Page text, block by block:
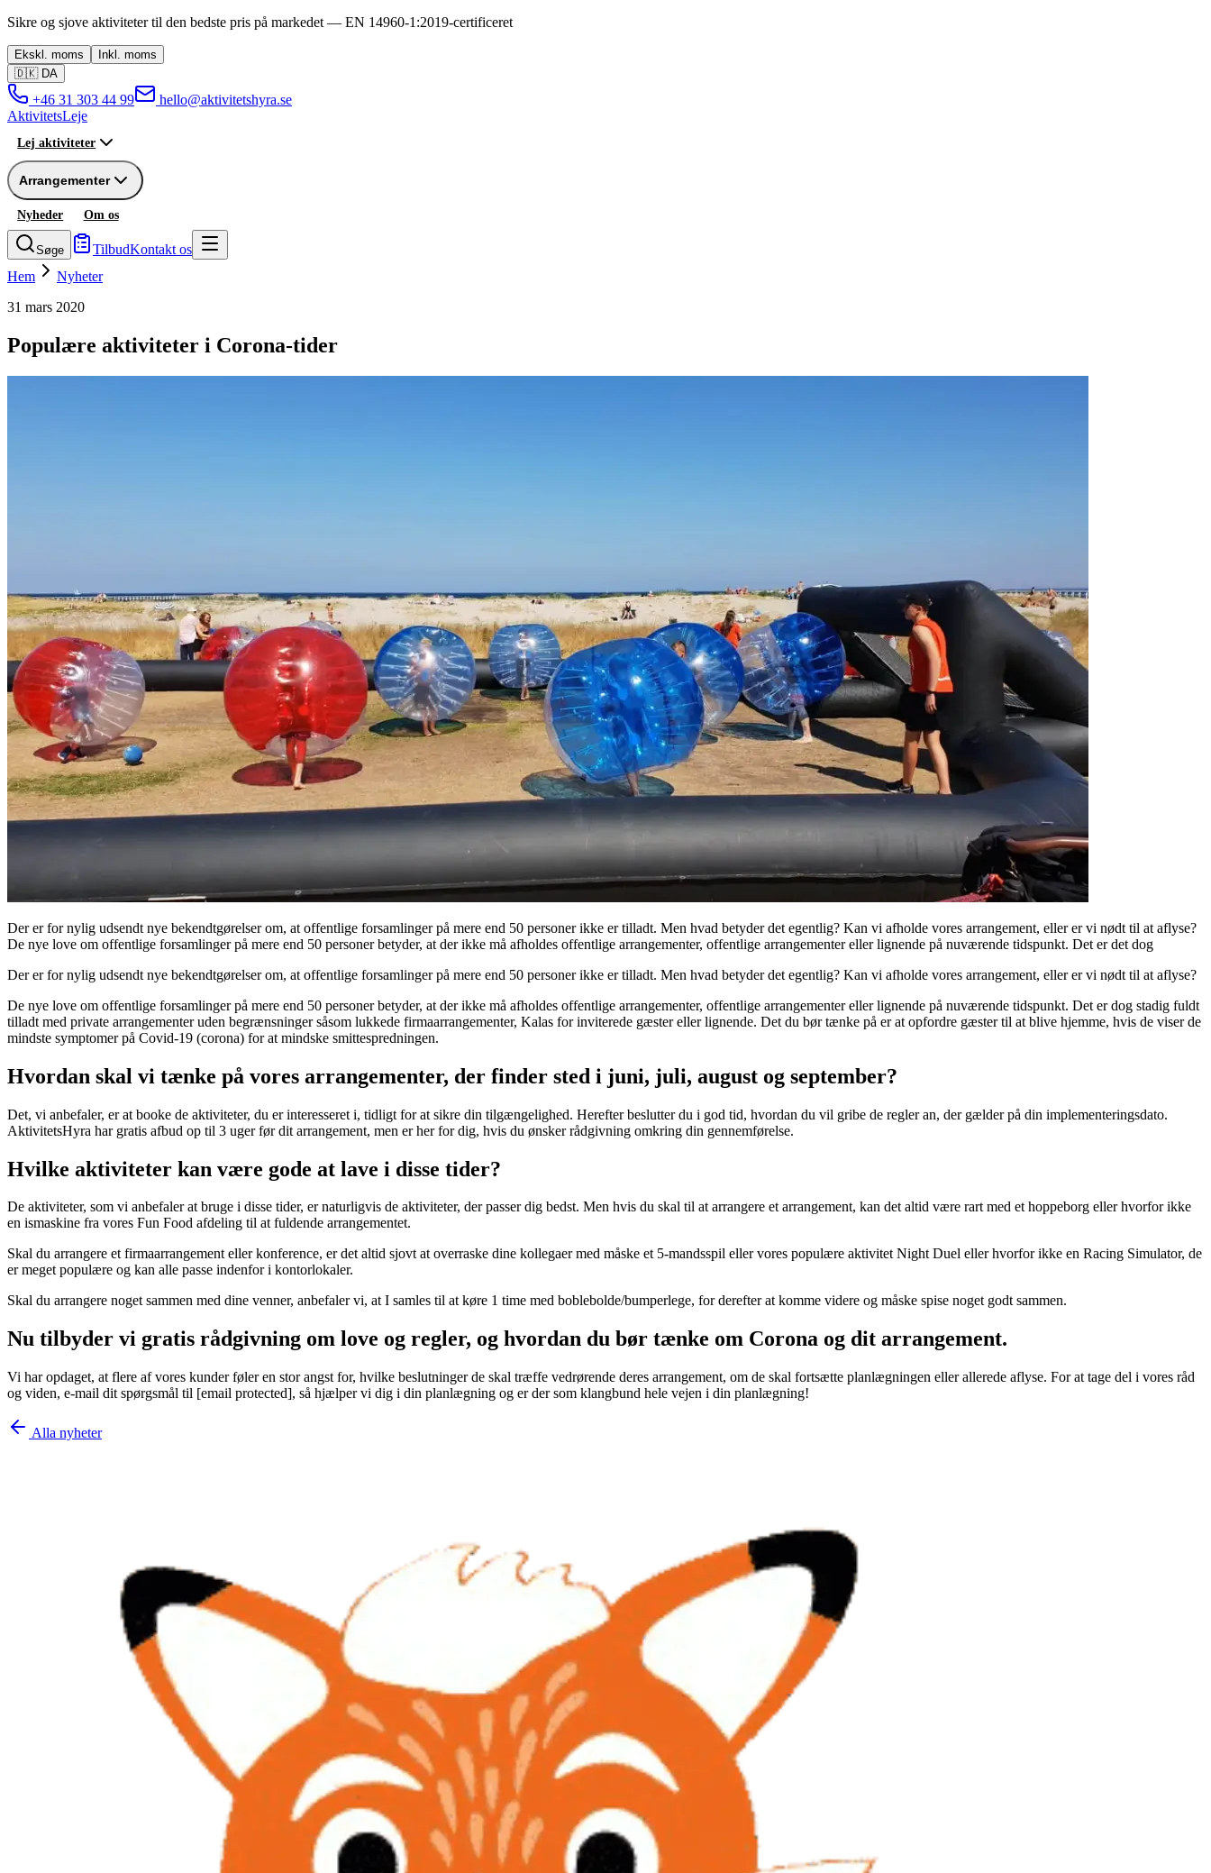
Sikre og sjove aktiviteter til den bedste pris på markedet — EN 14960-1:2019-certificeret
Ekskl. moms Inkl. moms
🇩🇰 DA
+46 31 303 44 99
hello@aktivitetshyra.se
AktivitetsLeje
Lej aktiviteter
Arrangementer
Nyheder Om os
Søge TilbudKontakt os
Hem
Nyheter
31 mars 2020
Populære aktiviteter i Corona-tider
Der er for nylig udsendt nye bekendtgørelser om, at offentlige forsamlinger på mere end 50 personer ikke er tilladt. Men hvad betyder det egentlig? Kan vi afholde vores arrangement, eller er vi nødt til at aflyse?
De nye love om offentlige forsamlinger på mere end 50 personer betyder, at der ikke må afholdes offentlige arrangementer, offentlige arrangementer eller lignende på nuværende tidspunkt. Det er det dog
Der er for nylig udsendt nye bekendtgørelser om, at offentlige forsamlinger på mere end 50 personer ikke er tilladt. Men hvad betyder det egentlig? Kan vi afholde vores arrangement, eller er vi nødt til at aflyse?
De nye love om offentlige forsamlinger på mere end 50 personer betyder, at der ikke må afholdes offentlige arrangementer, offentlige arrangementer eller lignende på nuværende tidspunkt. Det er dog stadig fuldt
tilladt med private arrangementer uden begrænsninger såsom lukkede firmaarrangementer, Kalas for inviterede gæster eller lignende. Det du bør tænke på er at opfordre gæster til at blive hjemme, hvis de viser de
mindste symptomer på Covid-19 (corona) for at mindske smittespredningen.
Hvordan skal vi tænke på vores arrangementer, der finder sted i juni, juli, august og september?
Det, vi anbefaler, er at booke de aktiviteter, du er interesseret i, tidligt for at sikre din tilgængelighed. Herefter beslutter du i god tid, hvordan du vil gribe de regler an, der gælder på din implementeringsdato.
AktivitetsHyra har gratis afbud op til 3 uger før dit arrangement, men er her for dig, hvis du ønsker rådgivning omkring din gennemførelse.
Hvilke aktiviteter kan være gode at lave i disse tider?
De aktiviteter, som vi anbefaler at bruge i disse tider, er naturligvis de aktiviteter, der passer dig bedst. Men hvis du skal til at arrangere et arrangement, kan det altid være rart med et hoppeborg eller hvorfor ikke
en ismaskine fra vores Fun Food afdeling til at fuldende arrangementet.
Skal du arrangere et firmaarrangement eller konference, er det altid sjovt at overraske dine kollegaer med måske et 5-mandsspil eller vores populære aktivitet Night Duel eller hvorfor ikke en Racing Simulator, de
er meget populære og kan alle passe indenfor i kontorlokaler.
Skal du arrangere noget sammen med dine venner, anbefaler vi, at I samles til at køre 1 time med boblebolde/bumperlege, for derefter at komme videre og måske spise noget godt sammen.
Nu tilbyder vi gratis rådgivning om love og regler, og hvordan du bør tænke om Corona og dit arrangement.
Vi har opdaget, at flere af vores kunder føler en stor angst for, hvilke beslutninger de skal træffe vedrørende deres arrangement, om de skal fortsætte planlægningen eller allerede aflyse. For at tage del i vores råd
og viden, e-mail dit spørgsmål til [email protected], så hjælper vi dig i din planlægning og er der som klangbund hele vejen i din planlægning!
Alla nyheter